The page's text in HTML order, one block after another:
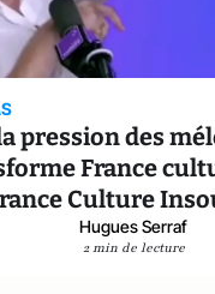
pression des
France
Culture
Hugues Serraf
2 min de lecture